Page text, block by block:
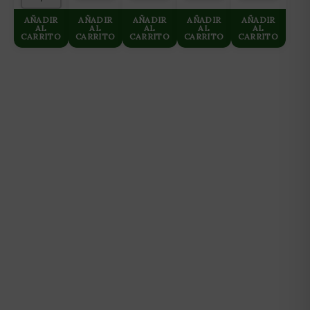
LIBRILLOS)
AÑADIR
AL
CARRITO
AÑADIR
AL
CARRITO
JELLYBELLY
AÑADIR
AL
CARRITO
AÑADIR
AL
CARRITO
AÑADIR
AL
CARRITO